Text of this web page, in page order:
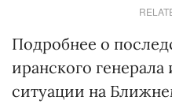
Подробнее о
иранского
ситуации на